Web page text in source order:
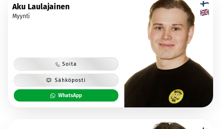
Aku Laulajainen
Myynti
Soita
Sähköposti
WhatsApp